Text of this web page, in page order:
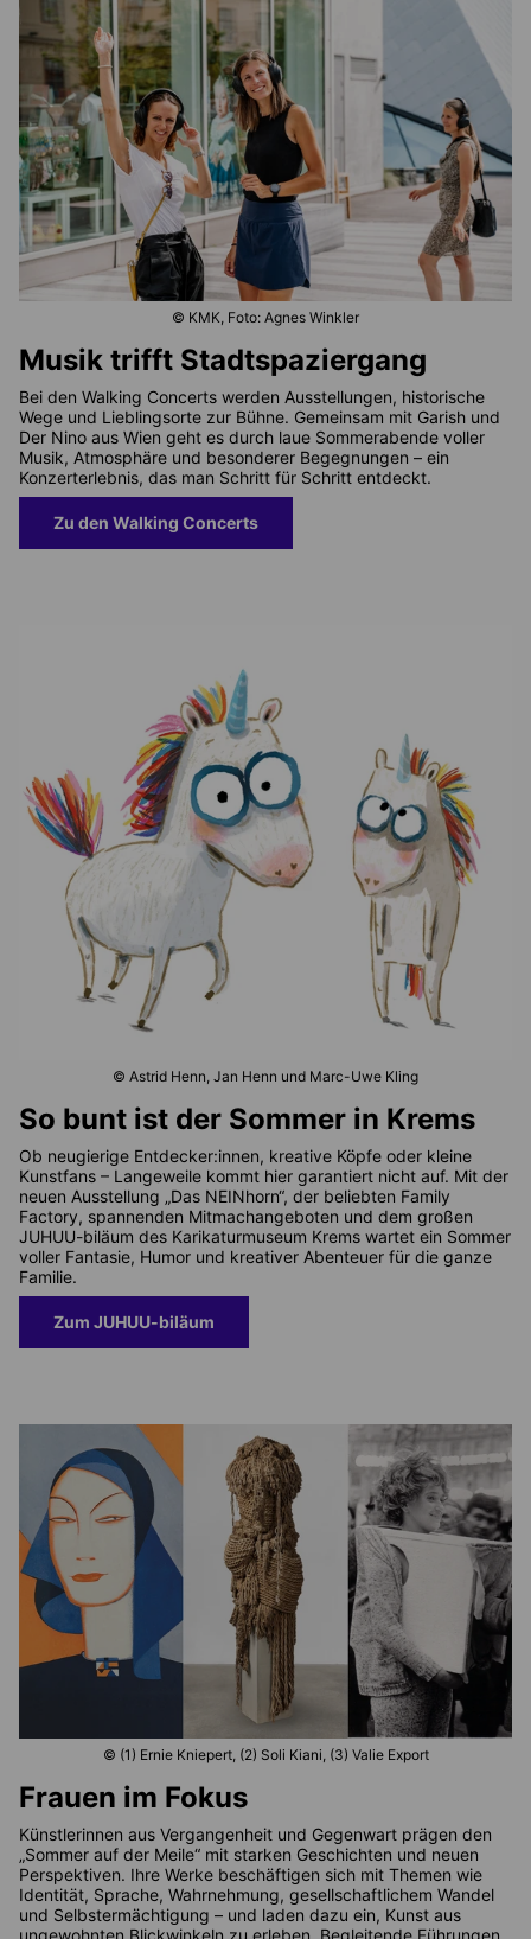
© KMK, Foto: Agnes Winkler
Musik trifft Stadtspaziergang
Bei den Walking Concerts werden Ausstellungen, historische
Wege und Lieblingsorte zur Bühne. Gemeinsam mit Garish und
Der Nino aus Wien geht es durch laue Sommerabende voller
Musik, Atmosphäre und besonderer Begegnungen – ein
Konzerterlebnis, das man Schritt für Schritt entdeckt.
Zu den Walking Concerts
© Astrid Henn, Jan Henn und Marc-Uwe Kling
So bunt ist der Sommer in Krems
Ob neugierige Entdecker:innen, kreative Köpfe oder kleine
Kunstfans – Langeweile kommt hier garantiert nicht auf. Mit der
neuen Ausstellung „Das NEINhorn“, der beliebten Family
Factory, spannenden Mitmachangeboten und dem großen
JUHUU-biläum des Karikaturmuseum Krems wartet ein Sommer
voller Fantasie, Humor und kreativer Abenteuer für die ganze
Familie.
Zum JUHUU-biläum
© (1) Ernie Kniepert, (2) Soli Kiani, (3) Valie Export
Frauen im Fokus
Künstlerinnen aus Vergangenheit und Gegenwart prägen den
„Sommer auf der Meile“ mit starken Geschichten und neuen
Perspektiven. Ihre Werke beschäftigen sich mit Themen wie
Identität, Sprache, Wahrnehmung, gesellschaftlichem Wandel
und Selbstermächtigung – und laden dazu ein, Kunst aus
ungewohnten Blickwinkeln zu erleben. Begleitende Führungen